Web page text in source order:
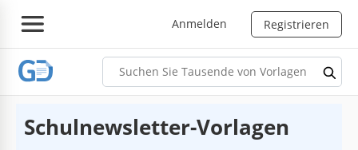
Anmelden Registrieren
Schulnewsletter-Vorlagen